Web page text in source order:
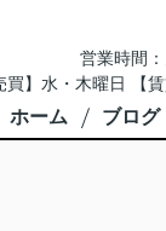
営業時間
買】水・木曜日 【
ホーム ブログ